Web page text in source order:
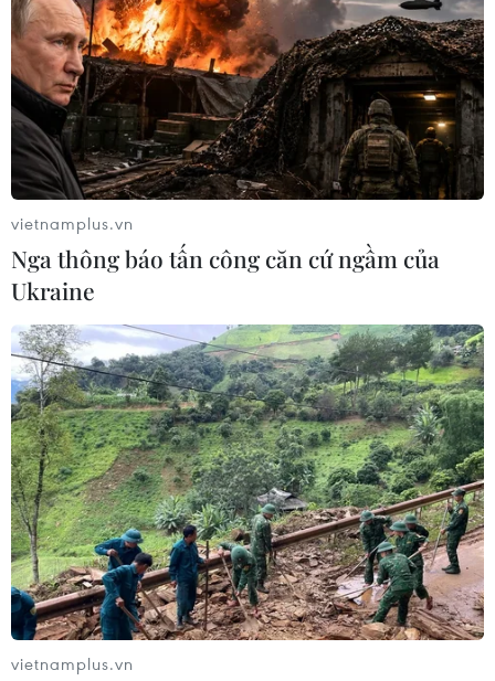
TIN CÙNG CHUYÊN MỤC
Hàn Quốc tái khẳng định mục tiêu
chung sống hòa bình với Triều Tiên
vietnamplus.vn
Nga thông báo tấn công căn cứ ngầm của
Ukraine
vietnamplus.vn